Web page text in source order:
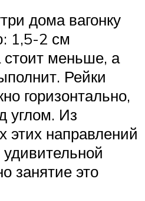
дома вагонку
1,5-2 см
стоит меньше, а
Рейки
горизонтально,
углом. Из
этих направлений
занятие это